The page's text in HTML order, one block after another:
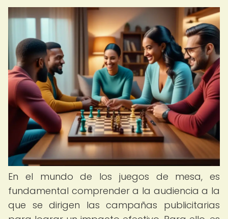
En el mundo de los juegos de mesa, es
fundamental comprender a la audiencia a la
que se dirigen las campañas publicitarias